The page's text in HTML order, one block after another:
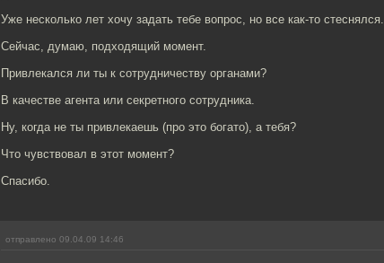
Уже несколько лет хочу задать тебе вопрос, но все как-то стеснялся.
Сейчас, думаю, подходящий момент.
Привлекался ли ты к сотрудничеству органами?
В качестве агента или секретного сотрудника.
Ну, когда не ты привлекаешь (про это богато), а тебя?
Что чувствовал в этот момент?
Спасибо.
отправлено 09.04.09 14:46